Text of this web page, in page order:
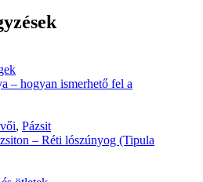
– hogyan ismerhető fel a
, Pázsit
– Réti lószúnyog (Tipula